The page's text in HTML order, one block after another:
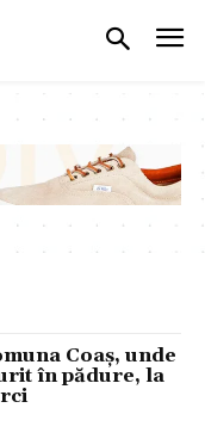
Coaș, unde
în pădure, la